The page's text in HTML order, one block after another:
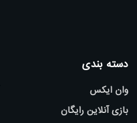
دسته بندی
وان ایکس
بازی آنلاین رایگان